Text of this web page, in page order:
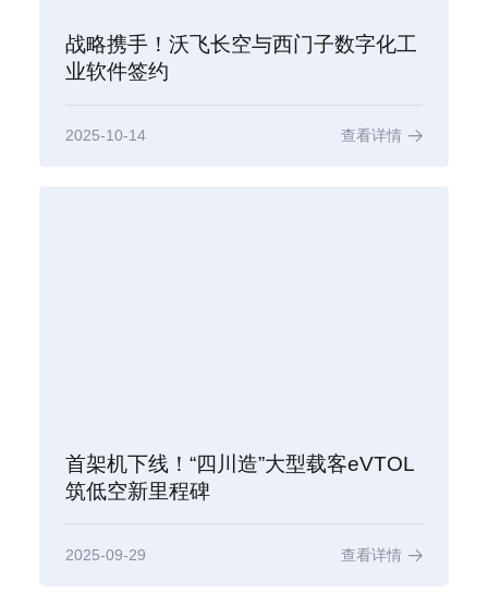
战略携手！沃飞长空与西门子数字化工
业软件签约
2025-10-14 查看详情
首架机下线！“四川造”大型载客eVTOL
筑低空新里程碑
2025-09-29 查看详情